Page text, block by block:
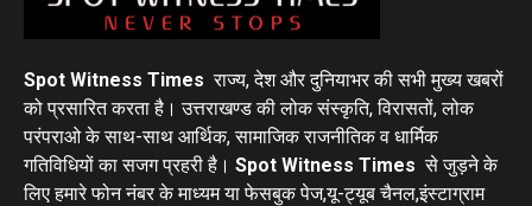
Spot Witness Times राज्य, देश और दुनियाभर की सभी मुख्य खबरों
को प्रसारित करता है। उत्तराखण्ड की लोक संस्कृति, विरासतों, लोक
परंपराओ के साथ-साथ आर्थिक, सामाजिक राजनीतिक व धार्मिक
गतिविधियों का सजग प्रहरी है। Spot Witness Times से जुड़ने के
लिए हमारे फोन नंबर के माध्यम या फेसबुक पेज,यू-ट्यूब चैनल,इंस्टाग्राम